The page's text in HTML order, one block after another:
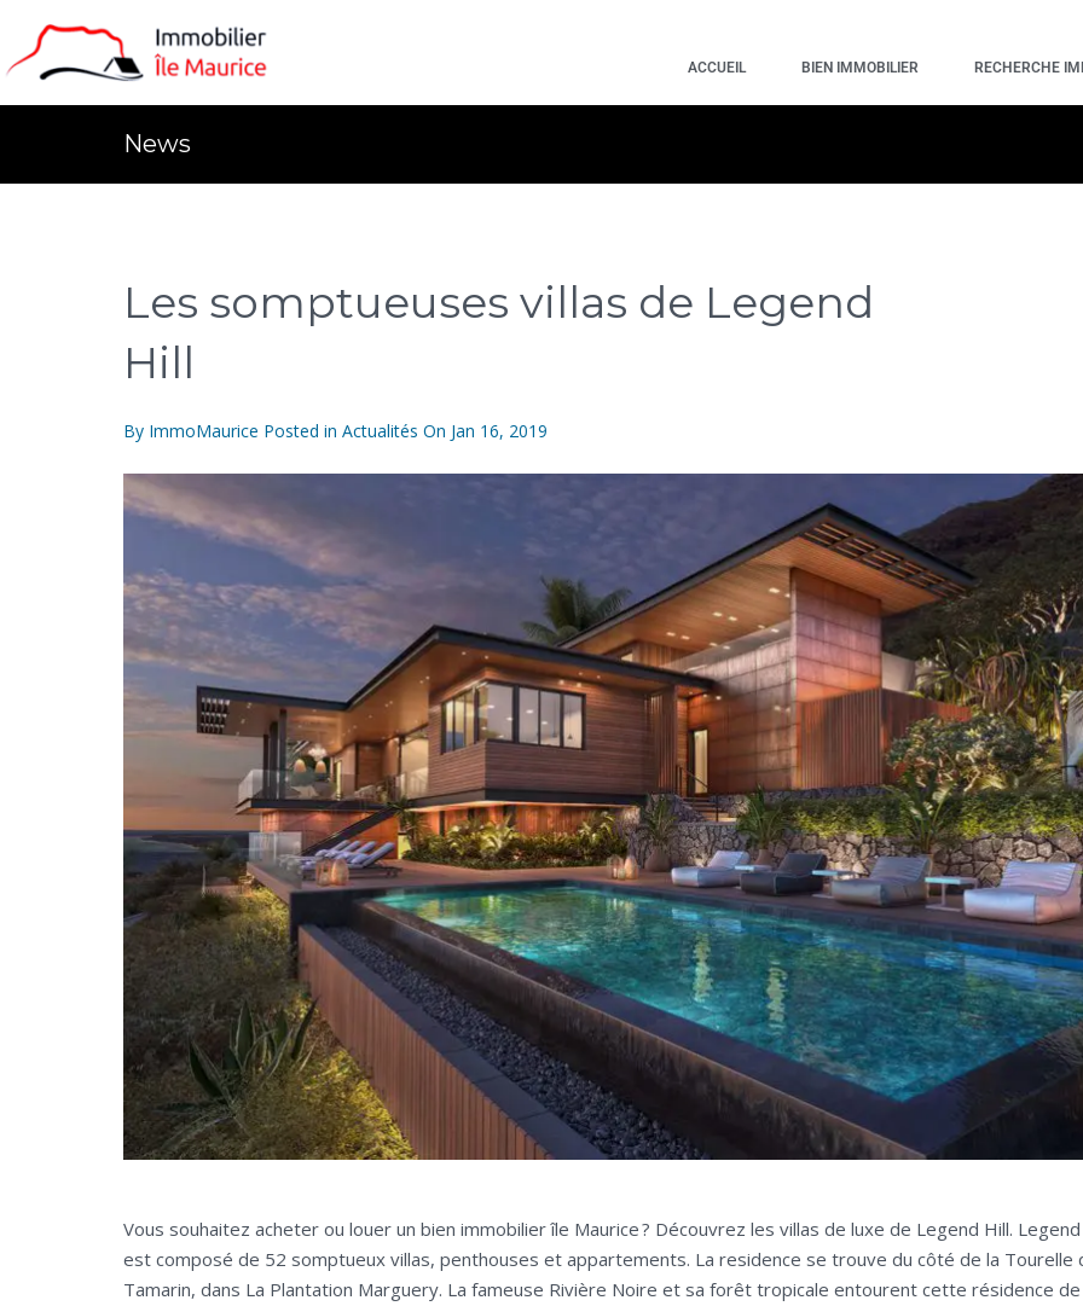
ACCUEIL BIEN IMMOBILIER RECHERCHE
News
Les somptueuses villas de Legend
Hill
By ImmoMaurice Posted in Actualités On Jan 16, 2019
Vous souhaitez acheter ou louer un bien immobilier île Maurice ? Découvrez les villas de luxe de Legend Hill.
est composé de 52 somptueux villas, penthouses et appartements. La residence se trouve du côté de la Tourelle
Tamarin, dans La Plantation Marguery. La fameuse Rivière Noire et sa forêt tropicale entourent cette résidence de